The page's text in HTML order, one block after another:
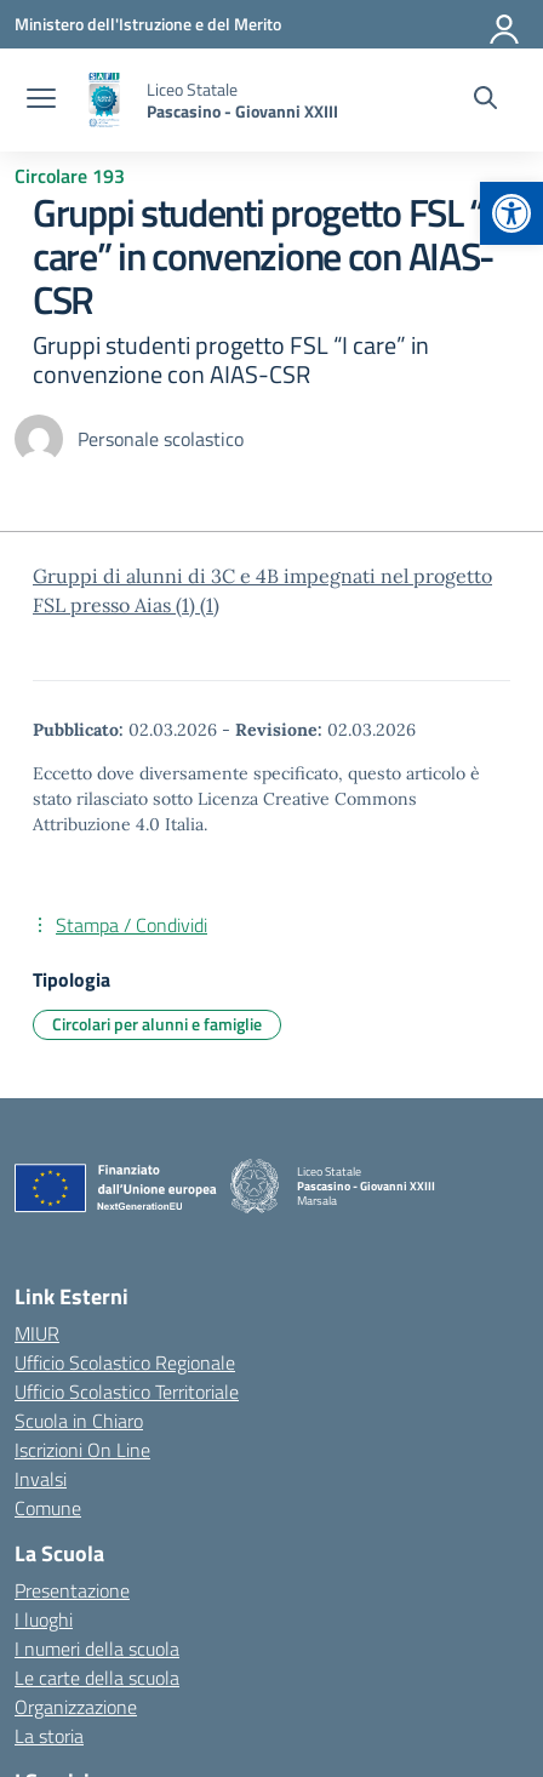
Vai ai contenuti
Vai al menu di navigazione
Vai al footer
Ministero dell'Istruzione e del Merito
Liceo Statale
Pascasino - Giovanni XXIII
Circolare 193
Gruppi studenti progetto FSL “I
care” in convenzione con AIAS-
CSR
Gruppi studenti progetto FSL “I care” in
convenzione con AIAS-CSR
Personale scolastico
Gruppi di alunni di 3C e 4B impegnati nel progetto
FSL presso Aias (1) (1)
Pubblicato: 02.03.2026 - Revisione: 02.03.2026
Eccetto dove diversamente specificato, questo articolo è
stato rilasciato sotto Licenza Creative Commons
Attribuzione 4.0 Italia.
Stampa / Condividi
Tipologia
Circolari per alunni e famiglie
Liceo Statale
Pascasino - Giovanni XXIII
Marsala
Link Esterni
MIUR
Ufficio Scolastico Regionale
Ufficio Scolastico Territoriale
Scuola in Chiaro
Iscrizioni On Line
Invalsi
Comune
La Scuola
Presentazione
I luoghi
I numeri della scuola
Le carte della scuola
Organizzazione
La storia